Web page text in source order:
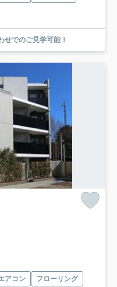
せでのご見学可能！
アコン
フローリング